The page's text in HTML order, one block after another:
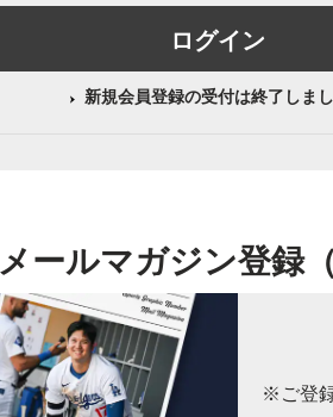
ログイン
新規会員登録の受付は終了しま
メールマガジン登録（
※ご登